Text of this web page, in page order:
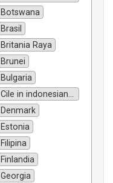
Botswana
Brasil
Britania Raya
Brunei
Bulgaria
Cile in indonesiano si traduce "Chili".
Denmark
Estonia
Filipina
Finlandia
Georgia